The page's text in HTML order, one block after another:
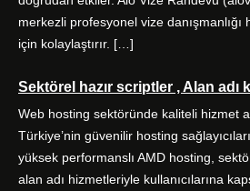
merkezli profesyonel vize
için kolaylaştırır. […]
Sektörel hazır scriptler , Alan adı
Web hosting sektöründe kaliteli hizmet
Türkiye’nin güvenilir hosting
yüksek performanslı AMD hosting,
alan adı hizmetleriyle kullanıcılarına